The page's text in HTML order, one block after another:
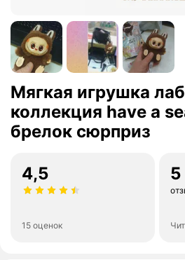
Мягкая игрушка
коллекция have a
брелок сюрприз
4,5
15 оценок
5